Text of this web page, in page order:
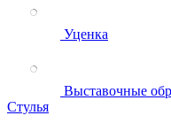
Уценка
Выставочные
Стулья